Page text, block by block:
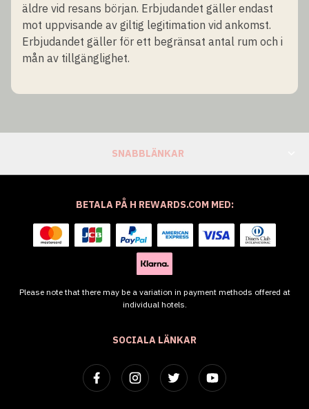
äldre vid resans början. Erbjudandet gäller endast
mot uppvisande av giltig legitimation vid ankomst.
Erbjudandet gäller för ett begränsat antal rum och i
mån av tillgänglighet.
SNABBLÄNKAR
SOCIALA LÄNKAR
BETALA PÅ H REWARDS.COM MED:
Please note that there may be a variation in payment methods offered at
individual hotels.